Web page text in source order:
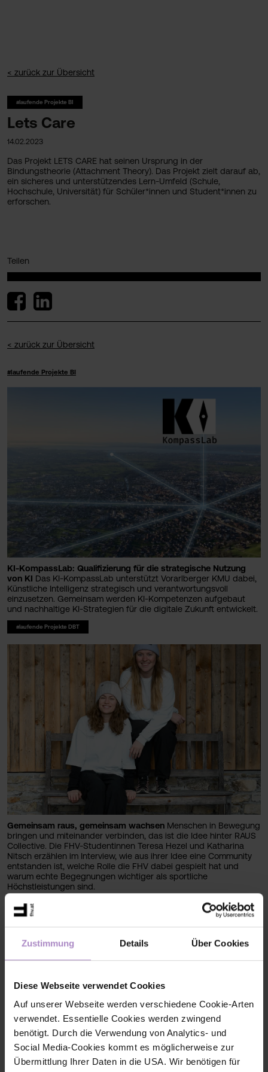
Zustimmung Details Über Cookies
Diese Webseite verwendet Cookies
Auf unserer Webseite werden verschiedene Cookie-Arten
verwendet. Essentielle Cookies werden zwingend
benötigt. Durch die Verwendung von Analytics- und
Social Media-Cookies kommt es möglicherweise zur
Übermittlung Ihrer Daten in die USA. Wir benötigen für
< zurück zur Übersicht
#laufende Projekte BI
Lets Care
14.02.2023
Das Projekt LETS CARE hat seinen Ursprung in der
Bindungstheorie (Attachment Theory). Das Projekt zielt darauf ab,
ein sicheres und unterstützendes Lern-Umfeld (Schule,
Hochschule, Universität) für Schüler*innen und Student*innen zu
erforschen.
Teilen
< zurück zur Übersicht
#laufende Projekte BI
KI-KompassLab: Qualifizierung für die strategische Nutzung
von KI Das KI-KompassLab unterstützt Vorarlberger KMU dabei,
Künstliche Intelligenz strategisch und verantwortungsvoll
einzusetzen. Gemeinsam werden KI-Kompetenzen aufgebaut
und nachhaltige KI-Strategien für die digitale Zukunft entwickelt.
#laufende Projekte DBT
Gemeinsam raus, gemeinsam wachsen Menschen in Bewegung
bringen und miteinander verbinden, das ist die Idee hinter RAUS
Collective. Die FHV-Studentinnen Teresa Hezel und Katharina
Nitsch erzählen im Interview, wie aus ihrer Idee eine Community
entstanden ist, welche Rolle die FHV dabei gespielt hat und
warum echte Begegnungen wichtiger als sportliche
Höchstleistungen sind.
#fhv aktuell
#startupvorarlberg